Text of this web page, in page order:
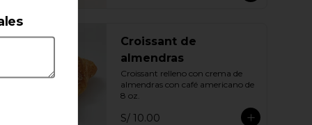
Croissant de
almendras
Croissant relleno con crema de
almendras con café americano de
8 oz.
S/ 10.00